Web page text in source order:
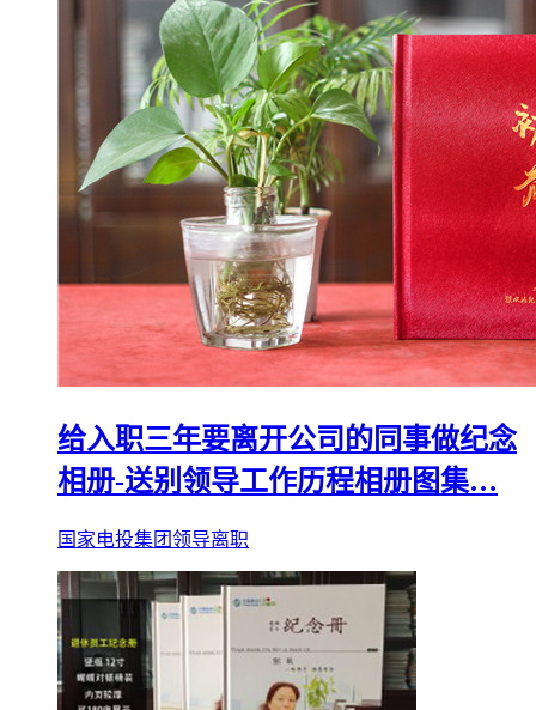
给入职三年要离开公司的同事做纪念
相册-送别领导工作历程相册图集…
国家电投集团领导离职